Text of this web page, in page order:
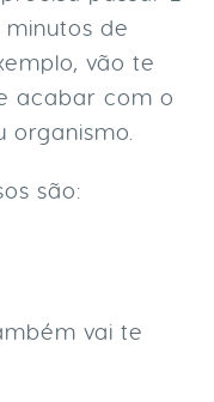
de
vão te
acabar com o
organismo.
são:
vai te